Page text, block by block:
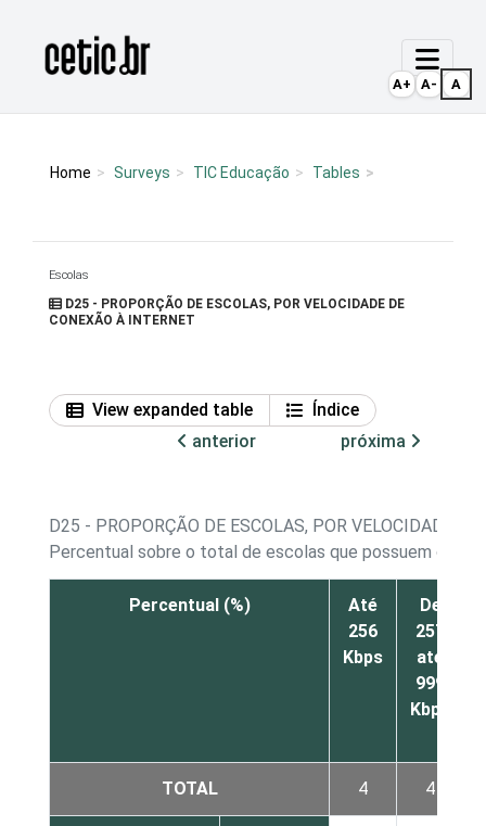
Página inicial
Home Surveys TIC Educação Tables
Escolas
D25 - PROPORÇÃO DE ESCOLAS, POR VELOCIDADE DE
CONEXÃO À INTERNET
View expanded table
Índice
anterior
próxima
D25 - PROPORÇÃO DE ESCOLAS, POR VELOCIDADE
Percentual sobre o total de escolas que possuem
Percentual (%)
Até
256
Kbps
De
257
até
999
Kbps
TOTAL 4 4
A+ A- A